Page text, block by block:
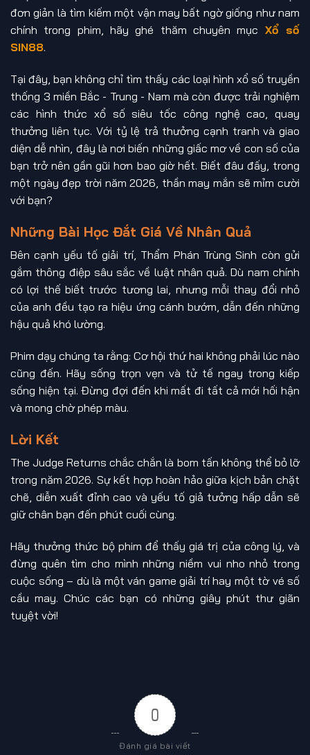
đơn giản là tìm kiếm một vận may bất ngờ giống như nam
chính trong phim, hãy ghé thăm chuyên mục Xổ số
SIN88.
Tại đây, bạn không chỉ tìm thấy các loại hình xổ số truyền
thống 3 miền Bắc - Trung - Nam mà còn được trải nghiệm
các hình thức xổ số siêu tốc công nghệ cao, quay
thưởng liên tục. Với tỷ lệ trả thưởng cạnh tranh và giao
diện dễ nhìn, đây là nơi biến những giấc mơ về con số của
bạn trở nên gần gũi hơn bao giờ hết. Biết đâu đấy, trong
một ngày đẹp trời năm 2026, thần may mắn sẽ mỉm cười
với bạn?
Những Bài Học Đắt Giá Về Nhân Quả
Bên cạnh yếu tố giải trí, Thẩm Phán Trùng Sinh còn gửi
gắm thông điệp sâu sắc về luật nhân quả. Dù nam chính
có lợi thế biết trước tương lai, nhưng mỗi thay đổi nhỏ
của anh đều tạo ra hiệu ứng cánh bướm, dẫn đến những
hậu quả khó lường.
Phim dạy chúng ta rằng: Cơ hội thứ hai không phải lúc nào
cũng đến. Hãy sống trọn vẹn và tử tế ngay trong kiếp
sống hiện tại. Đừng đợi đến khi mất đi tất cả mới hối hận
và mong chờ phép màu.
Lời Kết
The Judge Returns chắc chắn là bom tấn không thể bỏ lỡ
trong năm 2026. Sự kết hợp hoàn hảo giữa kịch bản chặt
chẽ, diễn xuất đỉnh cao và yếu tố giả tưởng hấp dẫn sẽ
giữ chân bạn đến phút cuối cùng.
Hãy thưởng thức bộ phim để thấy giá trị của công lý, và
đừng quên tìm cho mình những niềm vui nho nhỏ trong
cuộc sống – dù là một ván game giải trí hay một tờ vé số
cầu may. Chúc các bạn có những giây phút thư giãn
tuyệt vời!
0
Đánh giá bài viết